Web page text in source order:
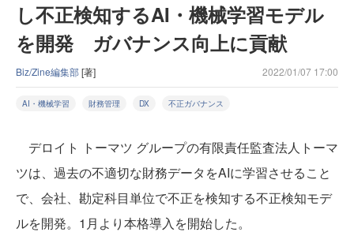
し不正検知するAI・機械学習モデル
を開発 ガバナンス向上に貢献
Biz/Zine編集部[著] 2022/01/07 17:00
AI・機械学習 財務管理 DX 不正ガバナンス
デロイト トーマツ グループの有限責任監査法人トーマ
ツは、過去の不適切な財務データをAIに学習させること
で、会社、勘定科目単位で不正を検知する不正検知モデ
ルを開発。1月より本格導入を開始した。